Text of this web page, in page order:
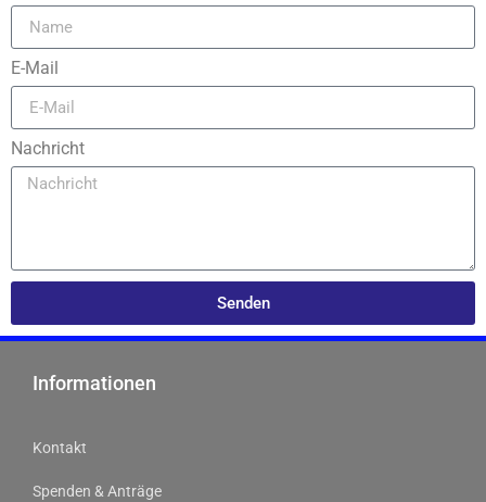
E-Mail
Nachricht
Senden
Informationen
Kontakt
Spenden & Anträge